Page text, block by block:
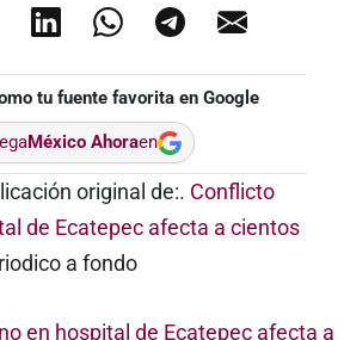
tu fuente favorita en Google
México Ahoraen
original de:. Conflicto
de Ecatepec afecta a cientos
a fondo